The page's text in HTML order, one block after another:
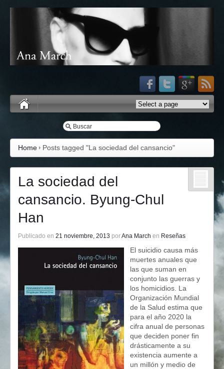
Home Posts tagged "La sociedad del cansancio"
La sociedad del
cansancio. Byung-Chul
Han
Publicado en 21 noviembre, 2013 porAna March en Reseñas
El suicidio causa más
muertes anuales que
las que suman en
conjunto las guerras y
los homicidios. La
Organización Mundial
de la Salud estima que
para el año 2020 la
cifra anual de personas
que deciden poner fin
drásticamente a su
existencia aumente a
un millón y medio de